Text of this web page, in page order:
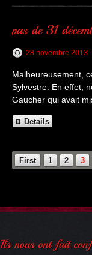
28 novembre 2013
Malheureusement,
Sylvestre. En effet,
Gaucher qui avait
Details
First 1 2 3